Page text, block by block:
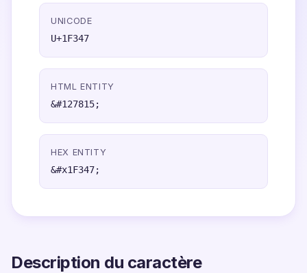
UNICODE
U+1F347
HTML ENTITY
&#127815;
HEX ENTITY
&#x1F347;
Description du caractère